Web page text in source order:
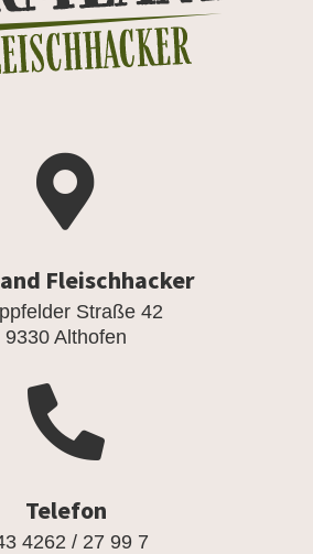

Fleischhacker
Straße 42
9330 Althofen

Telefon
4262 / 27 99 7